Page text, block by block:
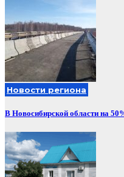
Новости региона
В Новосибирской области на